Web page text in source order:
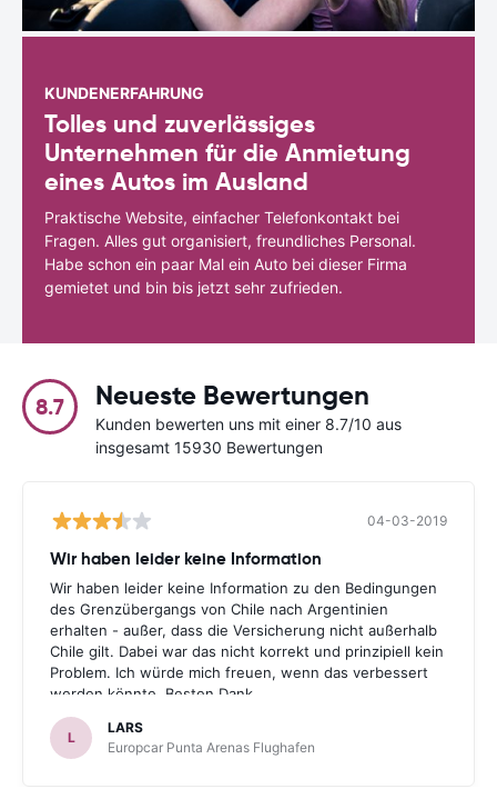
KUNDENERFAHRUNG
Tolles und zuverlässiges
Unternehmen für die Anmietung
eines Autos im Ausland
Praktische Website, einfacher Telefonkontakt bei
Fragen. Alles gut organisiert, freundliches Personal.
Habe schon ein paar Mal ein Auto bei dieser Firma
gemietet und bin bis jetzt sehr zufrieden.
8.7 Neueste Bewertungen
Kunden bewerten uns mit einer 8.7/10 aus
insgesamt 15930 Bewertungen
04-03-2019
Wir haben leider keine Information
Wir haben leider keine Information zu den Bedingungen
des Grenzübergangs von Chile nach Argentinien
erhalten - außer, dass die Versicherung nicht außerhalb
Chile gilt. Dabei war das nicht korrekt und prinzipiell kein
Problem. Ich würde mich freuen, wenn das verbessert
werden könnte. Besten Dank.
L
LARS
Europcar Punta Arenas Flughafen